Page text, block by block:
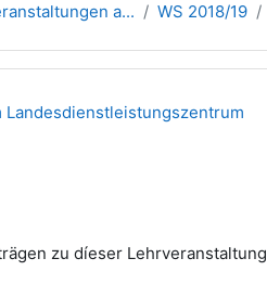
a... WS 2018/19
Landesdienstleistungszentrum
zu díeser Lehrveranstaltung